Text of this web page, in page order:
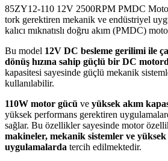
85ZY12-110 12V 2500RPM PMDC
tork gerektiren mekanik ve endüstriyel
kalıcı mıknatıslı doğru akım (PMDC)
Bu model 12V DC besleme gerilimi ile
dönüş hızına sahip güçlü bir DC
kapasitesi sayesinde güçlü mekanik
kullanılabilir.
110W motor gücü ve yüksek akım
yüksek performans gerektiren
sağlar. Bu özellikler sayesinde motor
makineler, mekanik sistemler ve
uygulamalarda tercih edilmektedir.